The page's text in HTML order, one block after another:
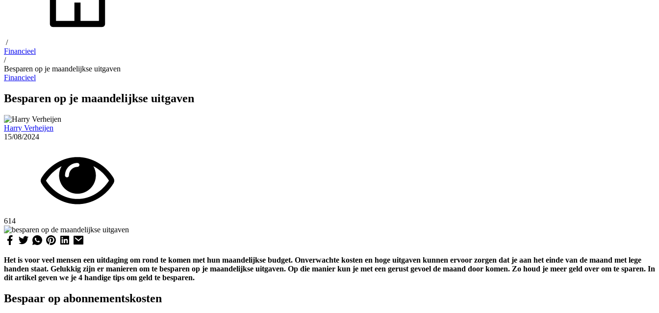
/
Financieel
/
Besparen op je maandelijkse uitgaven
Financieel
Besparen op je maandelijkse uitgaven
Harry Verheijen
15/08/2024
614
Het is voor veel mensen een uitdaging om rond te komen met hun maandelijkse budget. Onverwachte kosten en hoge uitgaven kunnen ervoor zorgen dat je aan het einde van de maand met lege
handen staat. Gelukkig zijn er manieren om te besparen op je maandelijkse uitgaven. Op die manier kun je met een gerust gevoel de maand door komen. Zo houd je meer geld over om te sparen. In
dit artikel geven we je 4 handige tips om geld te besparen.
Bespaar op abonnementskosten